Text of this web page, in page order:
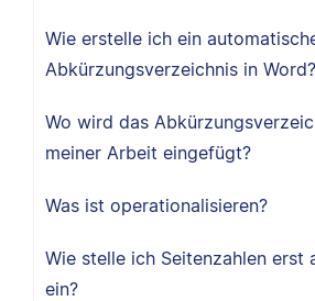
Wie erstelle ich ein
Abkürzungsverzeichnis in Word?
Wo wird das
meiner Arbeit eingefügt?
Was ist operationalisieren?
Wie stelle ich Seitenzahlen erst
ein?